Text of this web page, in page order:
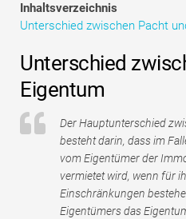
Tutorials zur
Risikomanagement-Tutorials
Inhaltsverzeichnis
Unterschied zwischen Pacht
Unterschied
Eigentum
Der Hauptunterschied
besteht darin, dass im
vom Eigentümer der
vermietet wird, wenn für
Einschränkungen
Eigentümers das